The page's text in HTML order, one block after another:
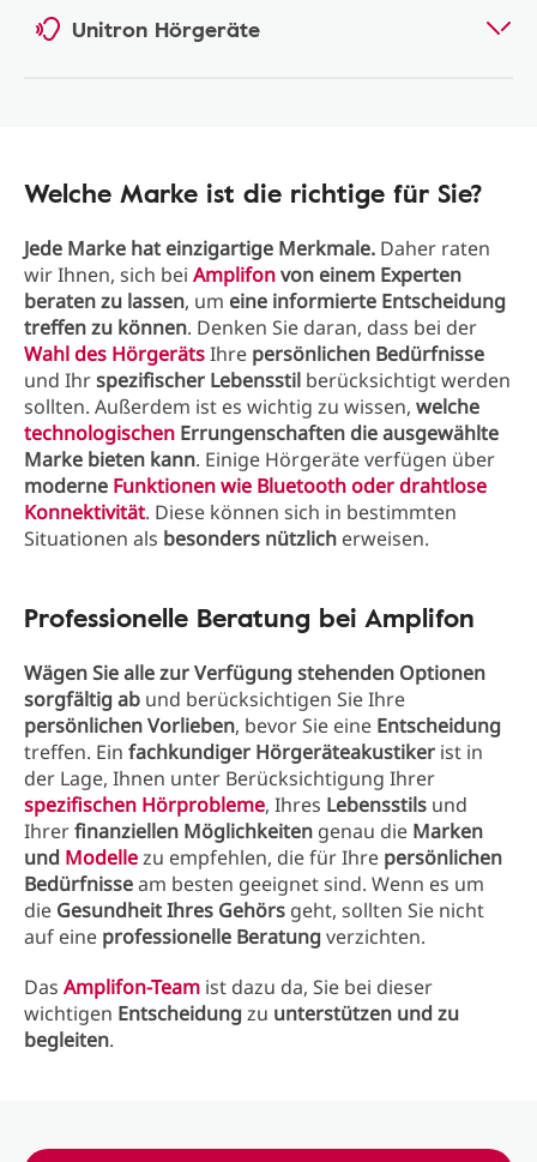
Unitron Hörgeräte
Welche Marke ist die richtige für Sie?
Jede Marke hat einzigartige Merkmale. Daher raten
wir Ihnen, sich bei Amplifonvon einem Experten
beraten zu lassen, um eine informierte Entscheidung
treffen zu können. Denken Sie daran, dass bei der
Wahl des HörgerätsIhre persönlichen Bedürfnisse
und Ihrspezifischer Lebensstil berücksichtigt werden
sollten. Außerdem ist es wichtig zu wissen, welche
technologischen Errungenschaften die ausgewählte
Marke bieten kann. Einige Hörgeräte verfügen über
moderne Funktionen wie Bluetooth oder drahtlose
Konnektivität. Diese können sich in bestimmten
Situationen als besonders nützlich erweisen.
Professionelle Beratung bei Amplifon
Wägen Sie alle zur Verfügung stehenden Optionen
sorgfältig ab und berücksichtigen Sie Ihre
persönlichen Vorlieben, bevor Sie eine Entscheidung
treffen. Ein fachkundiger Hörgeräteakustiker ist in
der Lage, Ihnen unter Berücksichtigung Ihrer
spezifischen Hörprobleme, Ihres Lebensstils und
Ihrerfinanziellen Möglichkeiten genau die Marken
und Modellezu empfehlen, die für Ihre persönlichen
Bedürfnisseam besten geeignet sind. Wenn es um
die Gesundheit Ihres Gehörs geht, sollten Sie nicht
auf eine professionelle Beratungverzichten.
Das Amplifon-Team ist dazu da, Sie bei dieser
wichtigen Entscheidungzu unterstützen und zu
begleiten.